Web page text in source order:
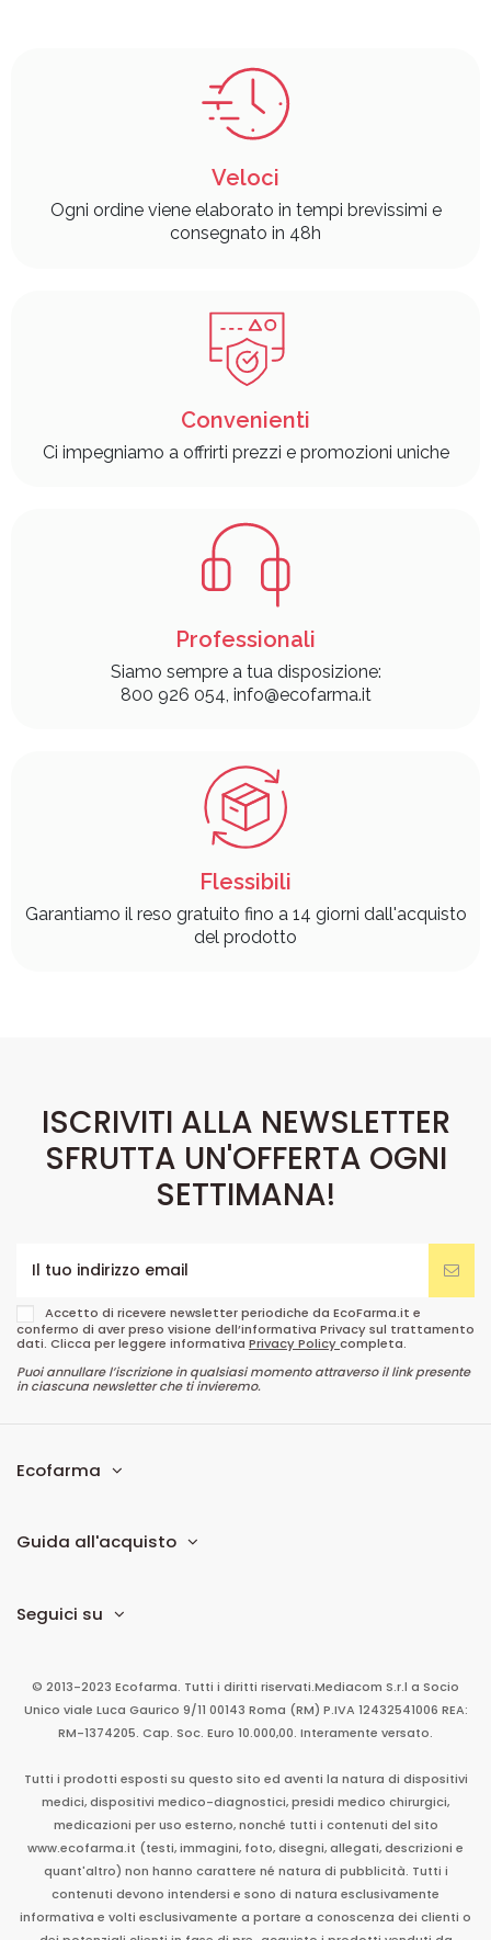
Veloci
Ogni ordine viene elaborato in tempi brevissimi e
consegnato in 48h
Convenienti
Ci impegniamo a offrirti prezzi e promozioni uniche
Professionali
Siamo sempre a tua disposizione:
800 926 054, info@ecofarma.it
Flessibili
Garantiamo il reso gratuito fino a 14 giorni dall'acquisto
del prodotto
ISCRIVITI ALLA NEWSLETTER
SFRUTTA UN'OFFERTA OGNI
SETTIMANA!
Accetto di ricevere newsletter periodiche da EcoFarma.it e
confermo di aver preso visione dell’informativa Privacy sul trattamento
dati. Clicca per leggere informativa Privacy Policycompleta.
Puoi annullare l’iscrizione in qualsiasi momento attraverso il link presente
in ciascuna newsletter che ti invieremo.
Ecofarma
Guida all'acquisto
Seguici su
© 2013-2023 Ecofarma. Tutti i diritti riservati.Mediacom S.r.l a Socio
Unico viale Luca Gaurico 9/11 00143 Roma (RM) P.IVA 12432541006 REA:
RM-1374205. Cap. Soc. Euro 10.000,00. Interamente versato.
Tutti i prodotti esposti su questo sito ed aventi la natura di dispositivi
medici, dispositivi medico-diagnostici, presidi medico chirurgici,
medicazioni per uso esterno, nonché tutti i contenuti del sito
www.ecofarma.it (testi, immagini, foto, disegni, allegati, descrizioni e
quant'altro) non hanno carattere né natura di pubblicità. Tutti i
contenuti devono intendersi e sono di natura esclusivamente
informativa e volti esclusivamente a portare a conoscenza dei clienti o